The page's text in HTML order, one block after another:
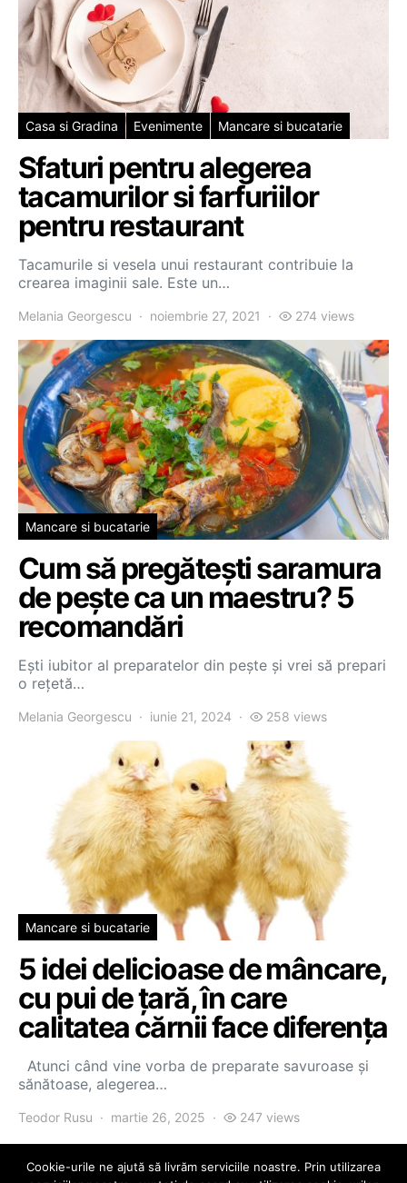
Casa si Gradina Evenimente Mancare si bucatarie
Sfaturi pentru alegerea
tacamurilor si farfuriilor
pentru restaurant
Tacamurile si vesela unui restaurant contribuie la
crearea imaginii sale. Este un…
Melania Georgescu noiembrie 27, 2021 274 views
Mancare si bucatarie
Cum să pregătești saramura
de pește ca un maestru? 5
recomandări
Ești iubitor al preparatelor din pește și vrei să prepari
o rețetă…
Melania Georgescu iunie 21, 2024 258 views
Mancare si bucatarie
5 idei delicioase de mâncare,
cu pui de țară, în care
calitatea cărnii face diferența
Atunci când vine vorba de preparate savuroase și
sănătoase, alegerea…
Teodor Rusu martie 26, 2025 247 views
Cookie-urile ne ajută să livrăm serviciile noastre. Prin utilizarea